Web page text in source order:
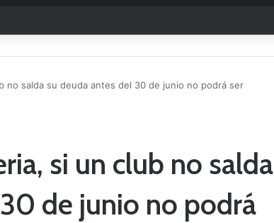
no salda su deuda antes del 30 de junio no podrá ser
si un club no salda
de junio no podrá